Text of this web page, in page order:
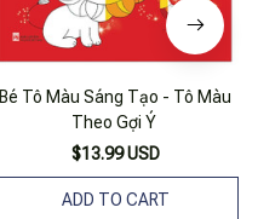
Bé Tô Màu Sáng Tạo - Tô Màu
Theo Gợi Ý
$13.99 USD
ADD TO CART